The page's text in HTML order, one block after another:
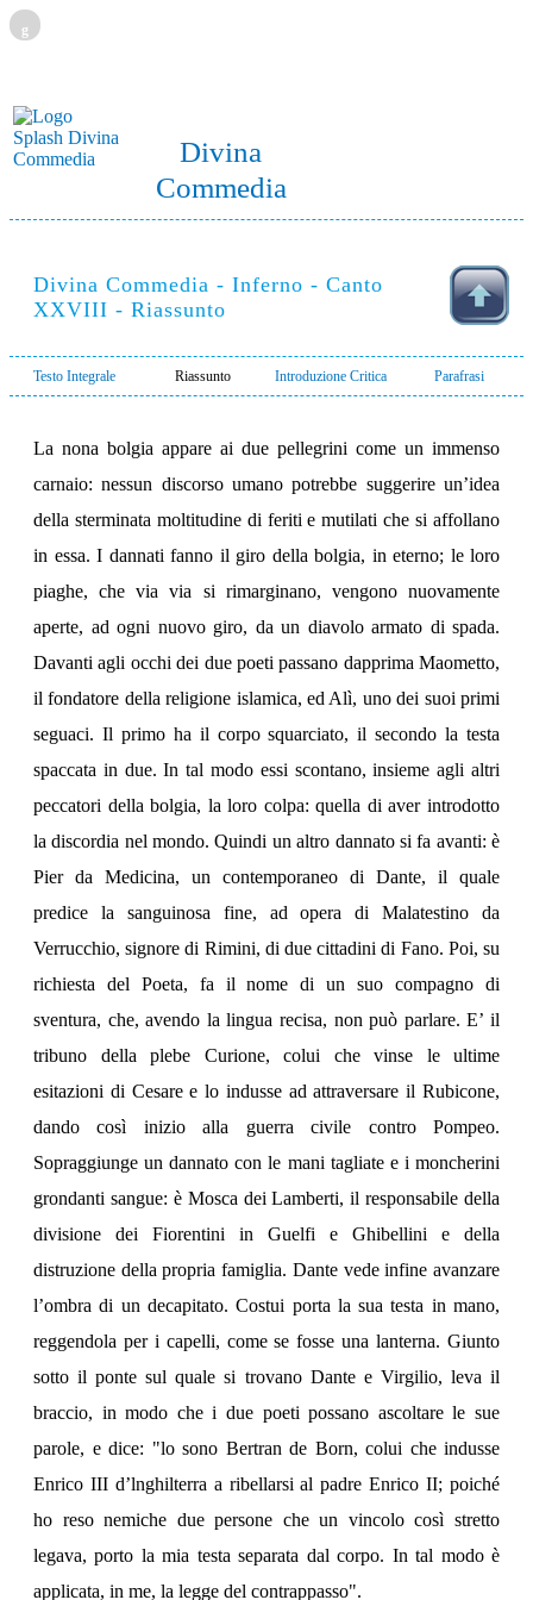
g
Divina
Commedia
Divina Commedia - Inferno - Canto
XXVIII - Riassunto
Testo Integrale Riassunto Introduzione Critica Parafrasi
La nona bolgia appare ai due pellegrini come un immenso
carnaio: nessun discorso umano potrebbe suggerire un’idea
della sterminata moltitudine di feriti e mutilati che si affollano
in essa. I dannati fanno il giro della bolgia, in eterno; le loro
piaghe, che via via si rimarginano, vengono nuovamente
aperte, ad ogni nuovo giro, da un diavolo armato di spada.
Davanti agli occhi dei due poeti passano dapprima Maometto,
il fondatore della religione islamica, ed Alì, uno dei suoi primi
seguaci. Il primo ha il corpo squarciato, il secondo la testa
spaccata in due. In tal modo essi scontano, insieme agli altri
peccatori della bolgia, la loro colpa: quella di aver introdotto
la discordia nel mondo. Quindi un altro dannato si fa avanti: è
Pier da Medicina, un contemporaneo di Dante, il quale
predice la sanguinosa fine, ad opera di Malatestino da
Verrucchio, signore di Rimini, di due cittadini di Fano. Poi, su
richiesta del Poeta, fa il nome di un suo compagno di
sventura, che, avendo la lingua recisa, non può parlare. E’ il
tribuno della plebe Curione, colui che vinse le ultime
esitazioni di Cesare e lo indusse ad attraversare il Rubicone,
dando così inizio alla guerra civile contro Pompeo.
Sopraggiunge un dannato con le mani tagliate e i moncherini
grondanti sangue: è Mosca dei Lamberti, il responsabile della
divisione dei Fiorentini in Guelfi e Ghibellini e della
distruzione della propria famiglia. Dante vede infine avanzare
l’ombra di un decapitato. Costui porta la sua testa in mano,
reggendola per i capelli, come se fosse una lanterna. Giunto
sotto il ponte sul quale si trovano Dante e Virgilio, leva il
braccio, in modo che i due poeti possano ascoltare le sue
parole, e dice: "lo sono Bertran de Born, colui che indusse
Enrico III d’lnghilterra a ribellarsi al padre Enrico II; poiché
ho reso nemiche due persone che un vincolo così stretto
legava, porto la mia testa separata dal corpo. In tal modo è
applicata, in me, la legge del contrappasso".